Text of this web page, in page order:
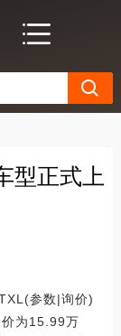
型正式上
参数|询价)
为15.99万